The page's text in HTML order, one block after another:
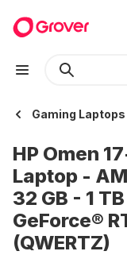
Gaming Laptops
HP Omen
Laptop -
32 GB - 1
GeForce®
(QWERTZ)